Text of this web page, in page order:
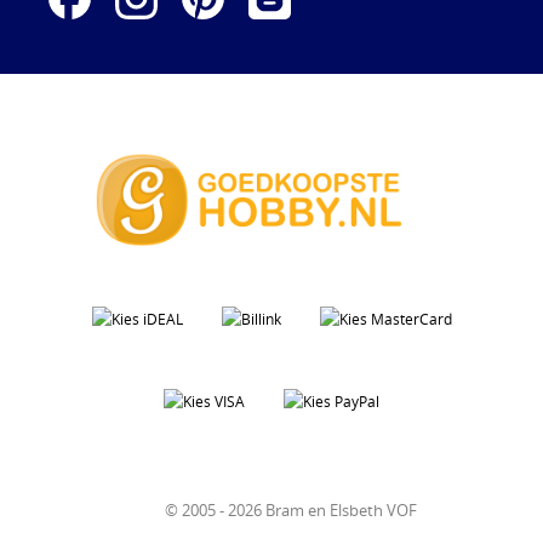
© 2005 - 2026 Bram en Elsbeth VOF